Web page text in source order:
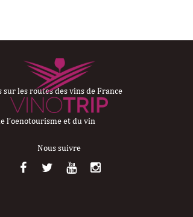
les routes des vins de France
l’oenotourisme et du vin
Nous suivre